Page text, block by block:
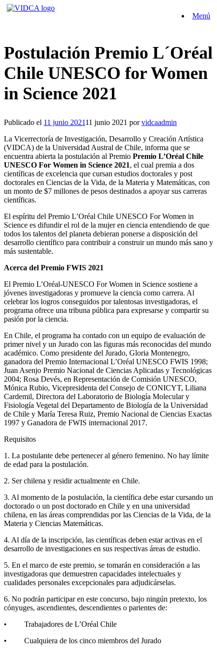
Saltar
Menú
Postulación Premio L´Oréal
Chile UNESCO for Women
in Science 2021
Publicado el 11 junio 202111 junio 2021 porvidcaadmin
La Vicerrectoría de Investigación, Desarrollo y Creación Artística
(VIDCA) de la Universidad Austral de Chile, informa que se
encuentra abierta la postulación al Premio Premio L’Oréal Chile
UNESCO For Women in Science 2021, el cual premia a dos
científicas de excelencia que cursan estudios doctorales y post
doctorales en Ciencias de la Vida, de la Materia y Matemáticas, con
un monto de $7 millones de pesos destinados a apoyar sus carreras
científicas.
El espíritu del Premio L’Oréal Chile UNESCO For Women in
Science es difundir el rol de la mujer en ciencia entendiendo de que
todos los talentos del planeta debieran ponerse a disposición del
desarrollo científico para contribuir a construir un mundo más sano y
más sustentable.
Acerca del Premio FWIS 2021
El Premio L’Oréal-UNESCO For Women in Science sostiene a
jóvenes investigadoras y promueve la ciencia como carrera. Al
celebrar los logros conseguidos por talentosas investigadoras, el
programa ofrece una tribuna pública para expresarse y compartir su
pasión por la ciencia.
En Chile, el programa ha contado con un equipo de evaluación de
primer nivel y un Jurado con las figuras más reconocidas del mundo
académico. Como presidente del Jurado, Gloria Montenegro,
ganadora del Premio Internacional L’Oréal UNESCO FWIS 1998;
Juan Asenjo Premio Nacional de Ciencias Aplicadas y Tecnológicas
2004; Rosa Devés, en Representación de Comisión UNESCO,
Mónica Rubio, Vicepresidenta del Consejo de CONICYT, Liliana
Cardemil, Directora del Laboratorio de Biología Molecular y
Fisiología Vegetal del Departamento de Biología de la Universidad
de Chile y María Teresa Ruiz, Premio Nacional de Ciencias Exactas
1997 y Ganadora de FWIS internacional 2017.
Requisitos
1. La postulante debe pertenecer al género femenino. No hay límite
de edad para la postulación.
2. Ser chilena y residir actualmente en Chile.
3. Al momento de la postulación, la científica debe estar cursando un
doctorado o un post doctorado en Chile y en una universidad
chilena, en las áreas comprendidas por las Ciencias de la Vida, de la
Materia y Ciencias Matemáticas.
4. Al día de la inscripción, las científicas deben estar activas en el
desarrollo de investigaciones en sus respectivas áreas de estudio.
5. En el marco de este premio, se tomarán en consideración a las
investigadoras que demuestren capacidades intelectuales y
cualidades personales excepcionales para adjudicárselas.
6. No podrán participar en este concurso, bajo ningún pretexto, los
cónyuges, ascendientes, descendientes o parientes de:
• Trabajadores de L’Oréal Chile
• Cualquiera de los cinco miembros del Jurado